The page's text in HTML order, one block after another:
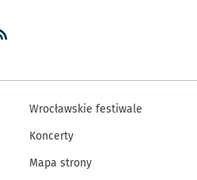
Wrocławskie festiwale
Koncerty
Mapa strony